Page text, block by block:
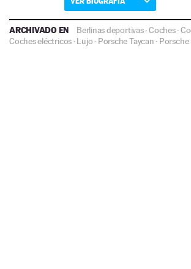
ARCHIVADO EN Berlinas deportivas·Coches·
Coches eléctricos ·Lujo · Porsche Taycan · Porsche